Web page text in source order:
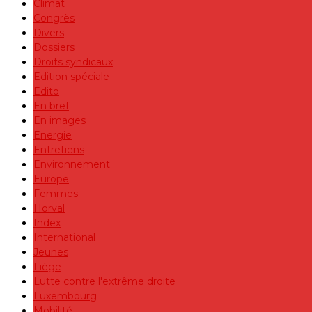
Climat
Congrès
Divers
Dossiers
Droits syndicaux
Edition spéciale
Edito
En bref
En images
Energie
Entretiens
Environnement
Europe
Femmes
Horval
Index
International
Jeunes
Liège
Lutte contre l'extrême droite
Luxembourg